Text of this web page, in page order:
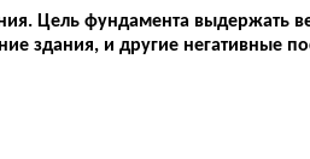
Цель фундамента выдержать
здания, и другие негативные